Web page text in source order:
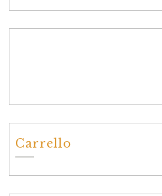
Carrello